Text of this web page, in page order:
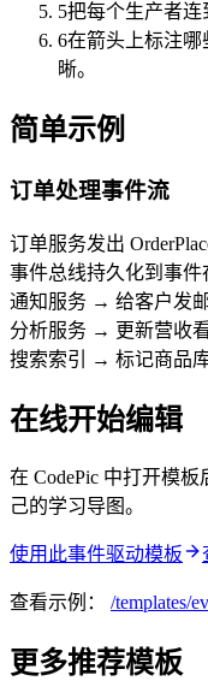
5把每个生产者连
6在箭头上标注
晰。
简单示例
订单处理事件流
订单服务发出
事件总线持久化到事
通知服务 → 给客户发
分析服务 → 更新营收
搜索索引 → 标记商品
在线开始编辑
在 CodePic 中打开模
己的学习导图。
使用此事件驱动模板
查看示例： /templates/
更多推荐模板